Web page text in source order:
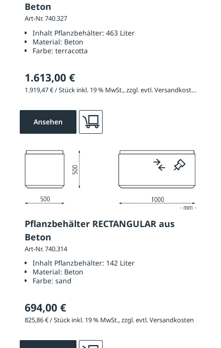
Beton
Art-Nr. 740.327
Inhalt Pflanzbehälter: 463 Liter
Material: Beton
Farbe: terracotta
1.613,00 €
1.919,47 € / Stück inkl. 19 % MwSt., zzgl. evtl. Versandkosten
Ansehen
Pflanzbehälter RECTANGULAR aus
Beton
Art-Nr. 740.314
Inhalt Pflanzbehälter: 142 Liter
Material: Beton
Farbe: sand
694,00 €
825,86 € / Stück inkl. 19 % MwSt., zzgl. evtl. Versandkosten